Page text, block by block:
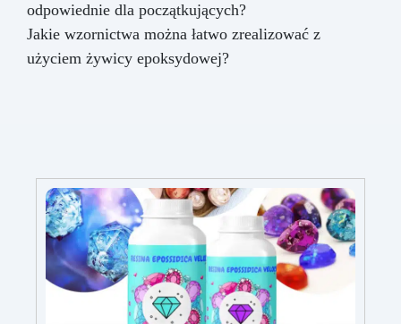
odpowiednie dla początkujących?
Jakie wzornictwa można łatwo zrealizować z
użyciem żywicy epoksydowej?